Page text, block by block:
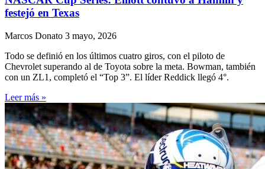
festejó en Texas
Marcos Donato 3 mayo, 2026
Todo se definió en los últimos cuatro giros, con el piloto de
Chevrolet superando al de Toyota sobre la meta. Bowman, también
con un ZL1, completó el “Top 3”. El líder Reddick llegó 4°.
Leer más »